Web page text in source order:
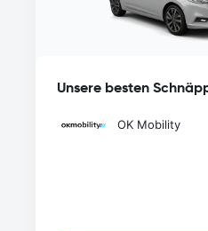
Unsere besten
OK Mobility